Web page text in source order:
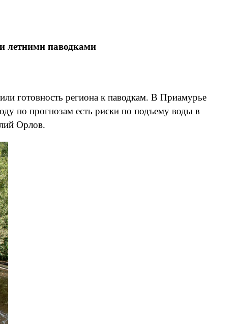
летними паводками
готовность региона к паводкам. В Приамурье
по прогнозам есть риски по подъему воды в
Орлов.